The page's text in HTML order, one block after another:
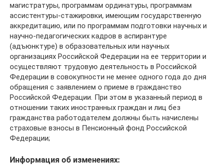
магистратуры, программам ординатуры, программам
ассистентуры-стажировки, имеющим государственную
аккредитацию, или по программам подготовки научных и
научно-педагогических кадров в аспирантуре
(адъюнктуре) в образовательных или научных
организациях Российской Федерации на ее территории и
осуществляют трудовую деятельность в Российской
Федерации в совокупности не менее одного года до дня
обращения с заявлением о приеме в гражданство
Российской Федерации. При этом в указанный период в
отношении таких иностранных граждан и лиц без
гражданства работодателем должны быть начислены
страховые взносы в Пенсионный фонд Российской
Федерации;
Информация об изменениях: